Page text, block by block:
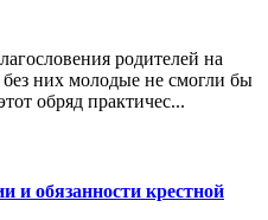
родителей на
них молодые не смогли бы
обряд практичес...
и обязанности крестной